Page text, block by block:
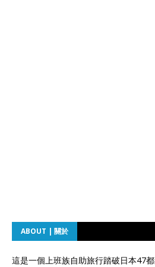
ABOUT | 關於
這是一個上班族自助旅行踏破日本47